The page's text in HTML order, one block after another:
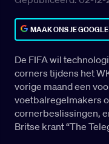
MAAK ONS JE
De FIFA wil
corners tijdens het
vorige maand een
voetbalregelmakers
cornerbeslissingen,
Britse krant “The